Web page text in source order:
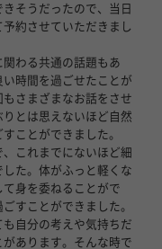
そうだったので、当日
約させていただきまし
わる共通の話題もあ
時間を過ごせたことが
さまざまなお話をさせ
とは思えないほど自然
ことができました。
これまでにないほど細
た。体がふっと軽くな
身を委ねることがで
すことができました。
自分の考えや気持ちだ
あります。そんな時で